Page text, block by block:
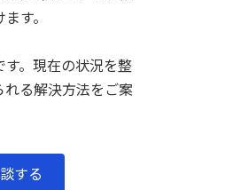
す。
。現在の状況を整
る解決方法をご案
する